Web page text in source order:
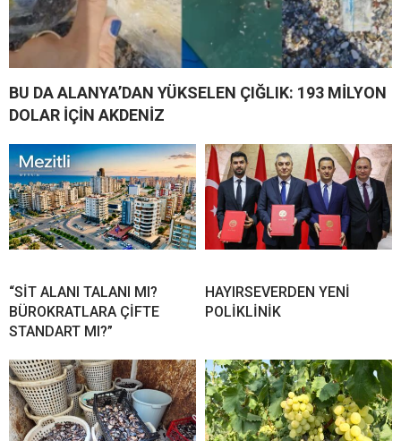
BU DA ALANYA’DAN YÜKSELEN ÇIĞLIK: 193 MİLYON
DOLAR İÇİN AKDENİZ
“SİT ALANI TALANI MI?
BÜROKRATLARA ÇİFTE
STANDART MI?”
HAYIRSEVERDEN YENİ
POLİKLİNİK